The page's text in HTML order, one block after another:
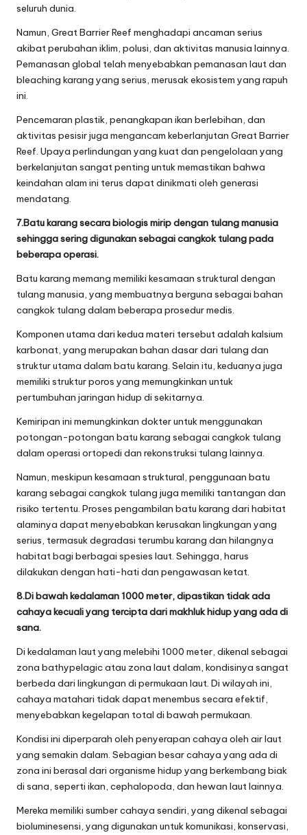
seluruh dunia.
Namun, Great Barrier Reef menghadapi ancaman serius
akibat perubahan iklim, polusi, dan aktivitas manusia lainnya.
Pemanasan global telah menyebabkan pemanasan laut dan
bleaching karang yang serius, merusak ekosistem yang rapuh
ini.
Pencemaran plastik, penangkapan ikan berlebihan, dan
aktivitas pesisir juga mengancam keberlanjutan Great Barrier
Reef. Upaya perlindungan yang kuat dan pengelolaan yang
berkelanjutan sangat penting untuk memastikan bahwa
keindahan alam ini terus dapat dinikmati oleh generasi
mendatang.
7.Batu karang secara biologis mirip dengan tulang manusia
sehingga sering digunakan sebagai cangkok tulang pada
beberapa operasi.
Batu karang memang memiliki kesamaan struktural dengan
tulang manusia, yang membuatnya berguna sebagai bahan
cangkok tulang dalam beberapa prosedur medis.
Komponen utama dari kedua materi tersebut adalah kalsium
karbonat, yang merupakan bahan dasar dari tulang dan
struktur utama dalam batu karang. Selain itu, keduanya juga
memiliki struktur poros yang memungkinkan untuk
pertumbuhan jaringan hidup di sekitarnya.
Kemiripan ini memungkinkan dokter untuk menggunakan
potongan-potongan batu karang sebagai cangkok tulang
dalam operasi ortopedi dan rekonstruksi tulang lainnya.
Namun, meskipun kesamaan struktural, penggunaan batu
karang sebagai cangkok tulang juga memiliki tantangan dan
risiko tertentu. Proses pengambilan batu karang dari habitat
alaminya dapat menyebabkan kerusakan lingkungan yang
serius, termasuk degradasi terumbu karang dan hilangnya
habitat bagi berbagai spesies laut. Sehingga, harus
dilakukan dengan hati-hati dan pengawasan ketat.
8.Di bawah kedalaman 1000 meter, dipastikan tidak ada
cahaya kecuali yang tercipta dari makhluk hidup yang ada di
sana.
Di kedalaman laut yang melebihi 1000 meter, dikenal sebagai
zona bathypelagic atau zona laut dalam, kondisinya sangat
berbeda dari lingkungan di permukaan laut. Di wilayah ini,
cahaya matahari tidak dapat menembus secara efektif,
menyebabkan kegelapan total di bawah permukaan.
Kondisi ini diperparah oleh penyerapan cahaya oleh air laut
yang semakin dalam. Sebagian besar cahaya yang ada di
zona ini berasal dari organisme hidup yang berkembang biak
di sana, seperti ikan, cephalopoda, dan hewan laut lainnya.
Mereka memiliki sumber cahaya sendiri, yang dikenal sebagai
bioluminesensi, yang digunakan untuk komunikasi, konservasi,